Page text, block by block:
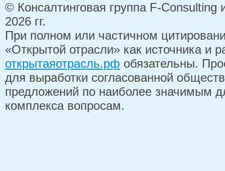
© Консалтинговая группа F-
2026 гг.
При полном или частичном
«Открытой отрасли» как источника и
открытаяотрасль.рф обязательны.
для выработки согласованной
предложений по наиболее значимым
комплекса вопросам.